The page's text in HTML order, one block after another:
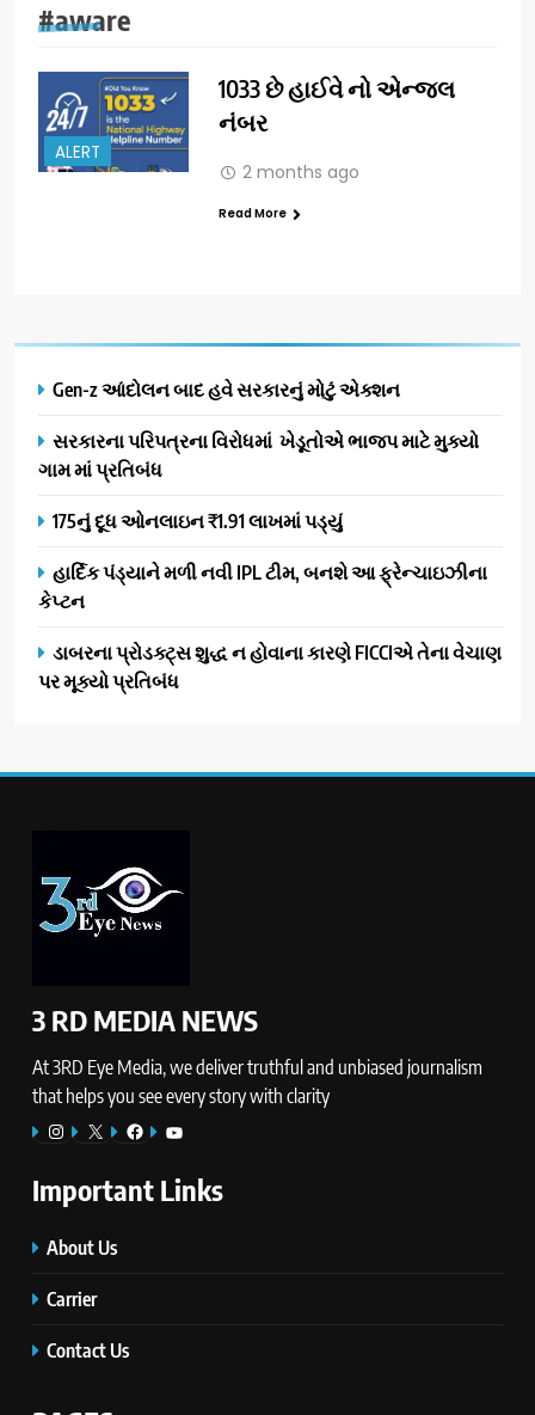
#aware
ALERT
1033 છે હાઈવે નો એન્જલ
નંબર
2 months ago
Read More
Gen-z આંદોલન બાદ હવે સરકારનું મોટું એક્શન
સરકારના પરિપત્રના વિરોધમાં ખેડૂતોએ ભાજપ માટે મુક્યો
ગામ માં પ્રતિબંધ
175નું દૂધ ઓનલાઇન ₹1.91 લાખમાં પડ્યું
હાર્દિક પંડ્યાને મળી નવી IPL ટીમ, બનશે આ ફ્રેન્ચાઇઝીના
કેપ્ટન
ડાબરના પ્રોડક્ટ્સ શુદ્ધ ન હોવાના કારણે FICCIએ તેના વેચાણ
પર મૂક્યો પ્રતિબંધ
3 RD MEDIA NEWS
At 3RD Eye Media, we deliver truthful and unbiased journalism
that helps you see every story with clarity
Instagram
X Facebook
YouTube
Important Links
About Us
Carrier
Contact Us